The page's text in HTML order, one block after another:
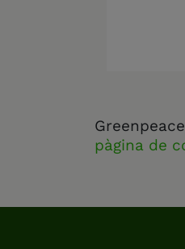
pàgina de